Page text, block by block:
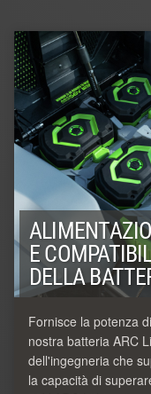
E
DELLA
Fornisce la potenza
nostra batteria ARC
dell'ingegneria che
la capacità di